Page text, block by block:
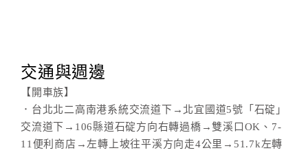
交通與週邊
【開車族】
．台北北二高南港系統交流道下→北宜國道5號「石碇」
交流道下→106縣道石碇方向右轉過橋→雙溪口OK、7-
11便利商店→左轉上坡往平溪方向走4公里→51.7k左轉